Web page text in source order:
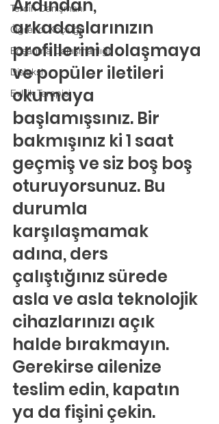
Tercih Danışmanı
Öğrenci Koçluğu
Boşanma Danışmanlığı
Disleksi
Evlilik Terapisi
Ardından,
arkadaşlarınızın
profillerini dolaşmaya
ve popüler iletileri
okumaya
başlamışsınız. Bir
bakmışınız ki 1 saat
geçmiş ve siz boş boş
oturuyorsunuz. Bu
durumla
karşılaşmamak
adına, ders
çalıştığınız sürede
asla ve asla teknolojik
cihazlarınızı açık
halde bırakmayın.
Gerekirse ailenize
teslim edin, kapatın
ya da fişini çekin.